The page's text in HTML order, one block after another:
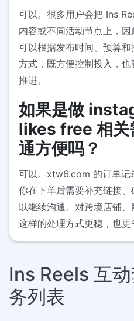
可以。很多用户会把 Ins
内容或不同活动节点上，
可以根据发布时间、预算
方式，既方便控制投入，
推进。
如果是做
likes free 相关
通方便吗？
可以。xtw6.com 的订单记
你在下单后需要补充链接
以继续沟通。对跨境店铺、
这样的处理方式更稳，也更
Ins Reels 互
务列表